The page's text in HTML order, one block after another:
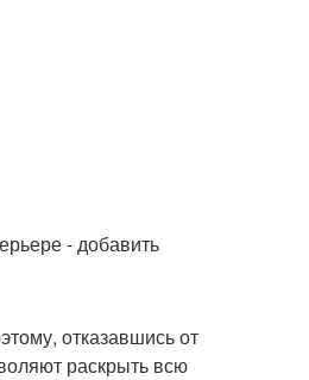
- добавить
отказавшись от
раскрыть всю